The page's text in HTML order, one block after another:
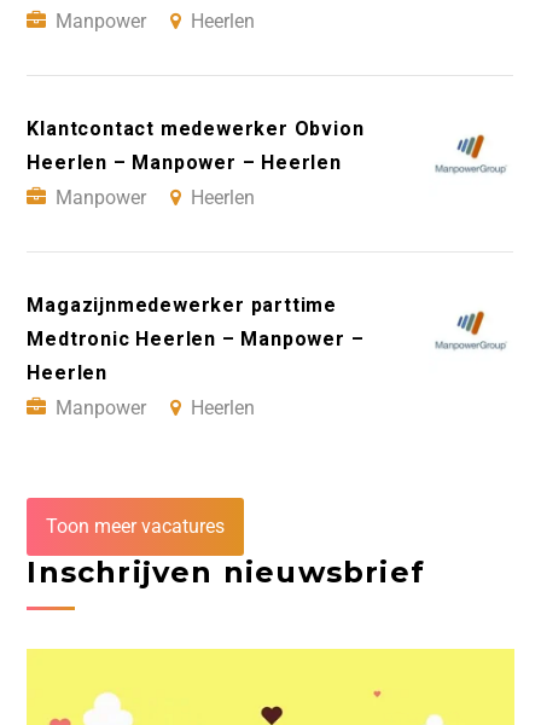
Manpower
Heerlen
Klantcontact medewerker Obvion
Heerlen – Manpower – Heerlen
Manpower
Heerlen
Magazijnmedewerker parttime
Medtronic Heerlen – Manpower –
Heerlen
Manpower
Heerlen
Toon meer vacatures
Inschrijven nieuwsbrief